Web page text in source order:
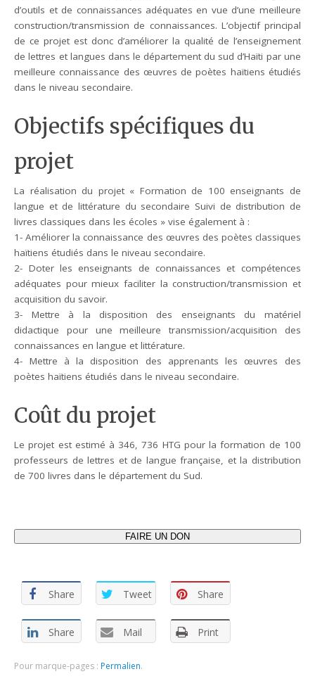
d’outils et de connaissances adéquates en vue d’une meilleure
construction/transmission de connaissances. L’objectif principal
de ce projet est donc d’améliorer la qualité de l’enseignement
de lettres et langues dans le département du sud d’Haïti par une
meilleure connaissance des œuvres de poètes haïtiens étudiés
dans le niveau secondaire.
Objectifs spécifiques du
projet
La réalisation du projet « Formation de 100 enseignants de
langue et de littérature du secondaire Suivi de distribution de
livres classiques dans les écoles » vise également à :
1- Améliorer la connaissance des œuvres des poètes classiques
haïtiens étudiés dans le niveau secondaire.
2- Doter les enseignants de connaissances et compétences
adéquates pour mieux faciliter la construction/transmission et
acquisition du savoir.
3- Mettre à la disposition des enseignants du matériel
didactique pour une meilleure transmission/acquisition des
connaissances en langue et littérature.
4- Mettre à la disposition des apprenants les œuvres des
poètes haïtiens étudiés dans le niveau secondaire.
Coût du projet
Le projet est estimé à 346, 736 HTG pour la formation de 100
professeurs de lettres et de langue française, et la distribution
de 700 livres dans le département du Sud.
FAIRE UN DON
Share Tweet Share
Share Mail Print
Pour marque-pages : Permalien.